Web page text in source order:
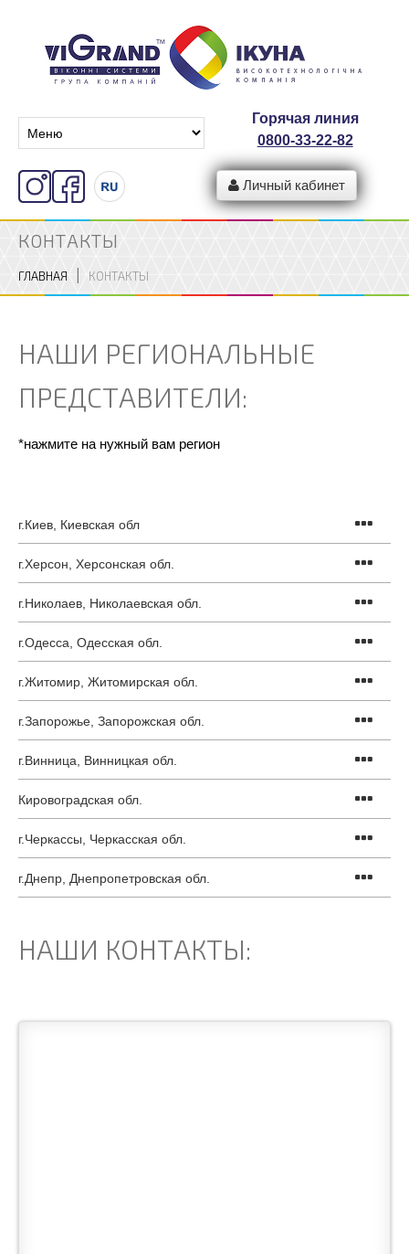
Горячая линия
0800-33-22-82
Личный кабинет
КОНТАКТЫ
ГЛАВНАЯ КОНТАКТЫ
НАШИ РЕГИОНАЛЬНЫЕ
ПРЕДСТАВИТЕЛИ:
*нажмите на нужный вам регион
г.Киев, Киевская обл
г.Херсон, Херсонская обл.
г.Николаев, Николаевская обл.
г.Одесса, Одесская обл.
г.Житомир, Житомирская обл.
г.Запорожье, Запорожская обл.
г.Винница, Винницкая обл.
Кировоградская обл.
г.Черкассы, Черкасская обл.
г.Днепр, Днепропетровская обл.
НАШИ КОНТАКТЫ: